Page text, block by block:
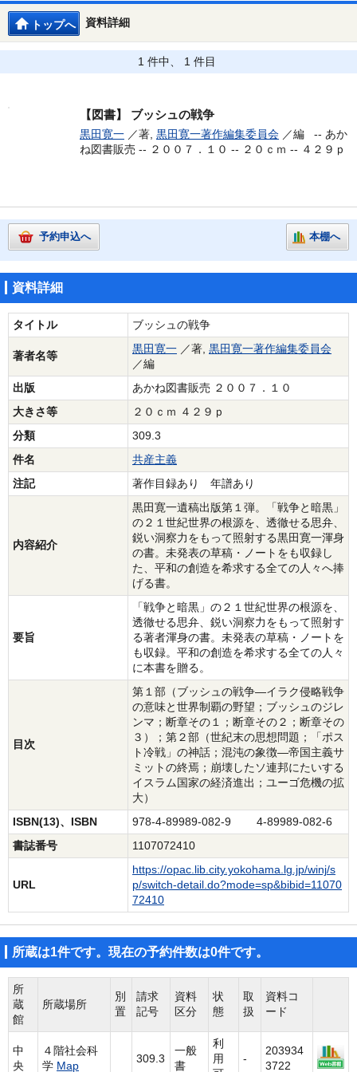
資料詳細
トップへ
1 件中、 1 件目
【図書】 ブッシュの戦争
黒田寛一 ／著, 黒田寛一著作編集委員会 ／編 -- あか
ね図書販売 -- ２００７．１０ -- ２０ｃｍ -- ４２９ｐ
予約申込へ 本棚へ
資料詳細
タイトル ブッシュの戦争
著者名等
黒田寛一 ／著, 黒田寛一著作編集委員会
／編
出版
あかね図書販売 ２００７．１０
大きさ等
２０ｃｍ ４２９ｐ
分類
309.3
件名
共産主義
注記
著作目録あり 年譜あり
内容紹介
黒田寛一遺稿出版第１弾。「戦争と暗黒」
の２１世紀世界の根源を、透徹せる思弁、
鋭い洞察力をもって照射する黒田寛一渾身
の書。未発表の草稿・ノートをも収録し
た、平和の創造を希求する全ての人々へ捧
げる書。
要旨
「戦争と暗黒」の２１世紀世界の根源を、
透徹せる思弁、鋭い洞察力をもって照射す
る著者渾身の書。未発表の草稿・ノートを
も収録。平和の創造を希求する全ての人々
に本書を贈る。
目次
第１部（ブッシュの戦争―イラク侵略戦争
の意味と世界制覇の野望；ブッシュのジレ
ンマ；断章その１；断章その２；断章その
３）；第２部（世紀末の思想問題；「ポス
ト冷戦」の神話；混沌の象徴―帝国主義サ
ミットの終焉；崩壊したソ連邦にたいする
イスラム国家の経済進出；ユーゴ危機の拡
大）
ISBN(13)、ISBN
978-4-89989-082-9 4-89989-082-6
書誌番号
1107072410
URL
https://opac.lib.city.yokohama.lg.jp/winj/s
p/switch-detail.do?mode=sp&bibid=11070
72410
所蔵は1件です。現在の予約件数は0件です。
所
蔵
館
所蔵場所
別
置
請求
記号
資料
区分
状
態
取
扱
資料コ
ード
中
央
４階社会科
学 Map
309.3
一般
書
利
用
-
203934
3722